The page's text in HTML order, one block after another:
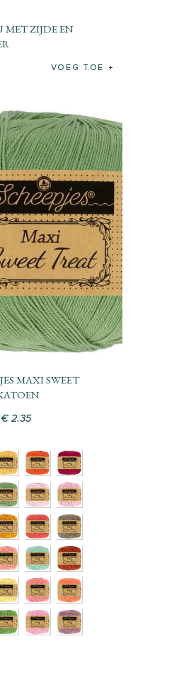
MET ZIJDE EN
VOEG TOE
MAXI SWEET
€ 2.35